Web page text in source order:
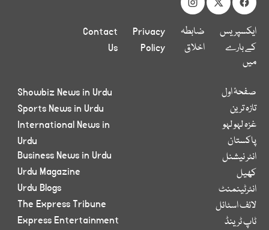
ایکسپریس
کے بارے
میں
ضابطہ
اخلاق
Privacy
Policy
Contact
Us
صفحۂ اول
تازہ ترین
غزہ لہو لہو
پاکستان
انٹر نیشنل
کھیل
انٹرٹینمنٹ
لائف اسٹائل
ٹاپ ٹرینڈ
Showbiz News in Urdu
Sports News in Urdu
International News in
Urdu
Business News in Urdu
Urdu Magazine
Urdu Blogs
The Express Tribune
Express Entertainment